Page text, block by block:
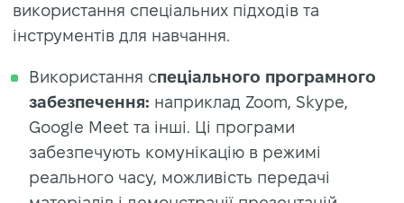
використання спеціальних підходів та
інструментів для навчання.
Використання спеціального програмного
забезпечення: наприклад Zoom, Skype,
Google Meet та інші. Ці програми
забезпечують комунікацію в режимі
реального часу, можливість передачі